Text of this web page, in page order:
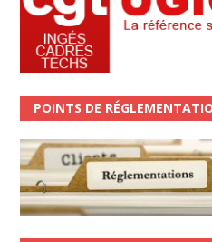
POINTS DE